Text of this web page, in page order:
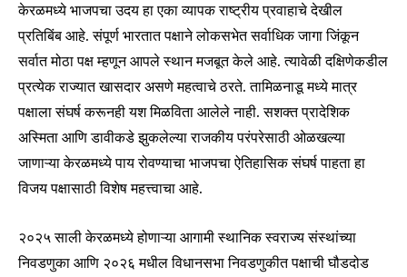
To subscribe, simply enter your email address on our website
or click the subscribe button below. Don't worry, we respect
your privacy and won't spam your inbox. Your information is
safe with us.
SUBSCRIBE
I've read and accept thePrivacy Policy.
केरळमध्ये भाजपचा उदय हा एका व्यापक राष्ट्रीय प्रवाहाचे देखील
प्रतिबिंब आहे. संपूर्ण भारतात पक्षाने लोकसभेत सर्वाधिक जागा जिंकून
सर्वात मोठा पक्ष म्हणून आपले स्थान मजबूत केले आहे. त्यावेळी दक्षिणेकडील
प्रत्येक राज्यात खासदार असणे महत्वाचे ठरते. तामिळनाडू मध्ये मात्र
पक्षाला संघर्ष करूनही यश मिळविता आलेले नाही. सशक्त प्रादेशिक
अस्मिता आणि डावीकडे झुकलेल्या राजकीय परंपरेसाठी ओळखल्या
जाणाऱ्या केरळमध्ये पाय रोवण्याचा भाजपचा ऐतिहासिक संघर्ष पाहता हा
विजय पक्षासाठी विशेष महत्त्वाचा आहे.
२०२५ साली केरळमध्ये होणाऱ्या आगामी स्थानिक स्वराज्य संस्थांच्या
निवडणुका आणि २०२६ मधील विधानसभा निवडणुकीत पक्षाची घौडदोड